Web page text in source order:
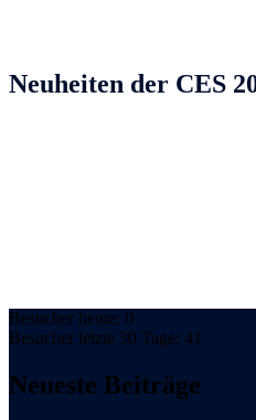
Neuheiten der CES
Besucher heute: 0
Besucher letzte 30 Tage: 41
Neueste Beiträge